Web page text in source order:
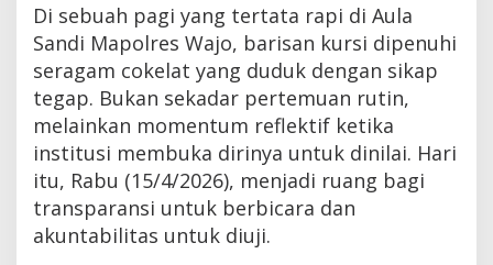
Di sebuah pagi yang tertata rapi di Aula
Sandi Mapolres Wajo, barisan kursi dipenuhi
seragam cokelat yang duduk dengan sikap
tegap. Bukan sekadar pertemuan rutin,
melainkan momentum reflektif ketika
institusi membuka dirinya untuk dinilai. Hari
itu, Rabu (15/4/2026), menjadi ruang bagi
transparansi untuk berbicara dan
akuntabilitas untuk diuji.